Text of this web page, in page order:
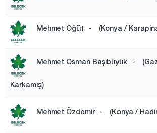
Mehmet Öğüt - (Konya /
Mehmet Osman Başıbüyük -
Karkamiş)
Mehmet Özdemir - (Konya /